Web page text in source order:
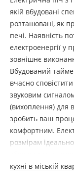
якій вбудовані
розташовані, як
печі. Наявність
електроенергії у
зовнішнє
Вбудований
вчасно
звуковим
(вихоплення) для
зробить ваш
комфортним.
розмірам
кухні в міській